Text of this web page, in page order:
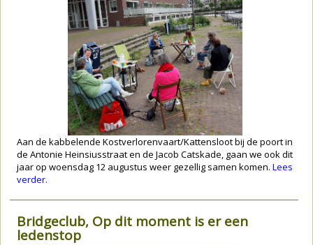
Aan de kabbelende Kostverlorenvaart/Kattensloot bij de poort in
de Antonie Heinsiusstraat en de Jacob Catskade, gaan we ook dit
jaar op woensdag 12 augustus weer gezellig samen komen. Lees
verder.
Bridgeclub, Op dit moment is er een
ledenstop